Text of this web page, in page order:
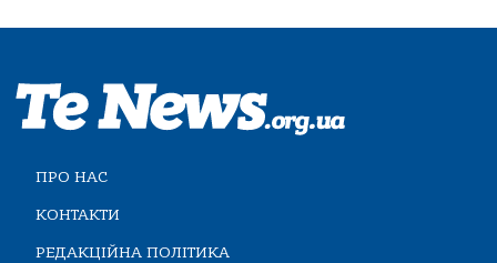
ПРО НАС
КОНТАКТИ
РЕДАКЦІЙНА ПОЛІТИКА